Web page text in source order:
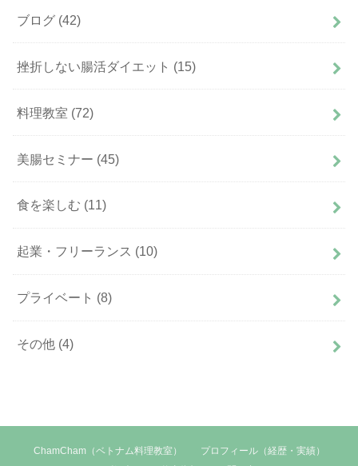
ブログ (42)
挫折しない腸活ダイエット (15)
料理教室 (72)
美腸セミナー (45)
食を楽しむ (11)
起業・フリーランス (10)
プライベート (8)
その他 (4)
ChamCham（ベトナム料理教室）
プロフィール（経歴・実績）